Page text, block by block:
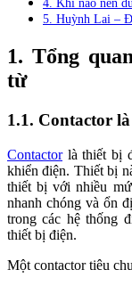
5. Huỳnh Lai –
1. Tổng
từ
1.1. Contactor
Contactorlà thiết bị
khiển điện. Thiết bị
thiết bị với nhiều
nhanh chóng và ổn
trong các hệ thống
thiết bị điện.
Một contactor tiêu